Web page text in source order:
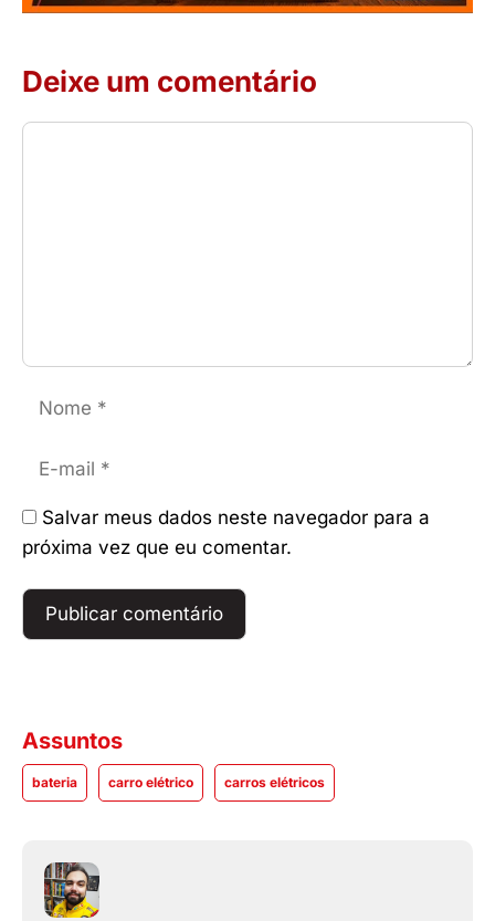
Deixe um comentário
Comentário
Nome
E-
mail
Salvar meus dados neste navegador para a
próxima vez que eu comentar.
Assuntos
bateria carro elétrico carros elétricos